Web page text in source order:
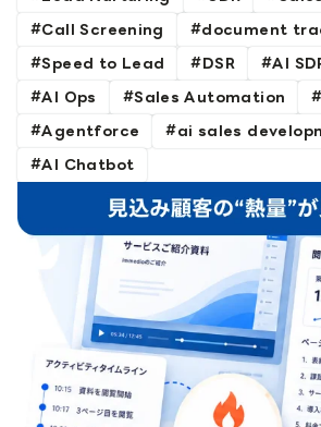
Call Screening document
Speed to Lead DSR AI
AI Ops Sales Automation
Agentforce ai sales
AI Chatbot